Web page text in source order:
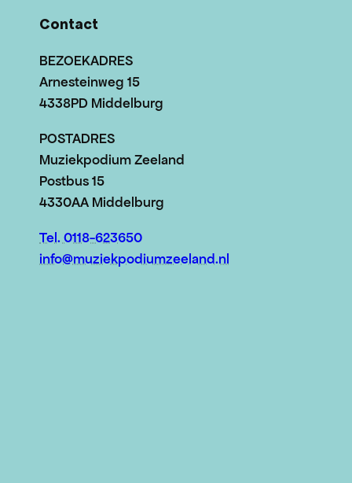
Contact
BEZOEKADRES
Arnesteinweg 15
4338PD Middelburg
POSTADRES
Muziekpodium Zeeland
Postbus 15
4330AA Middelburg
Tel. 0118-623650
info@muziekpodiumzeeland.nl